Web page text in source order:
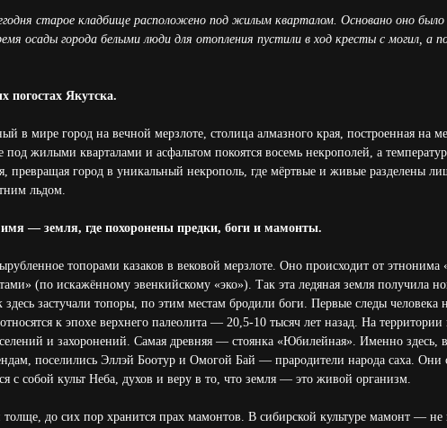
старое кладбище расположено под жилым кварталом. Основано оно было
осады города белыми люди для отопления пустили в ход кресты с могил, а
погостах Якутска.
в мире город на вечной мерзлоте, столица алмазного края, построенная на
жилыми кварталами и асфальтом покоятся восемь некрополей, а
превращая город в уникальный некрополь, где мёртвые и живые разделены
льдом.
— земля, где похоронены предки, боги и мамонты.
топорами казаков в вековой мерзлоте. Оно происходит от этнонима
(по искажённому эвенкийскому «эко»). Так эта ледяная земля получила
здесь застучали топоры, по этим местам бродили боги. Первые следы человека
к эпохе верхнего палеолита — 20,5-10 тысяч лет назад. На территории
и захоронений. Самая древняя — стоянка «Юбилейная». Именно здесь,
поселились Эллэй Боотур и Омогой Бай — прародители народа саха. Они
с собой культ Неба, духов и веру в то, что земля — это живой организм.
до сих пор хранится прах мамонтов. В сибирской культуре мамонт —